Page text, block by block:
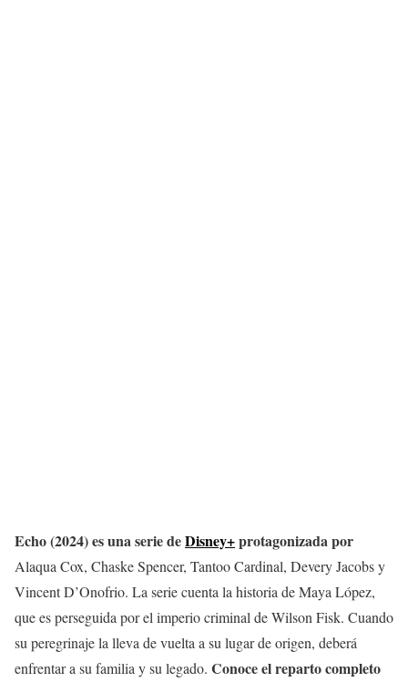
Echo (2024) es una serie deDisney+protagonizada por
Alaqua Cox, Chaske Spencer, Tantoo Cardinal, Devery Jacobs y
Vincent D’Onofrio. La serie cuenta la historia de Maya López,
que es perseguida por el imperio criminal de Wilson Fisk. Cuando
su peregrinaje la lleva de vuelta a su lugar de origen, deberá
enfrentar a su familia y su legado. Conoce el reparto completo